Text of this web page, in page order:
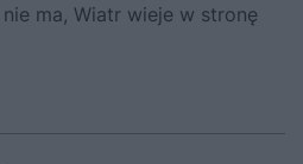
ma, Wiatr wieje w stronę